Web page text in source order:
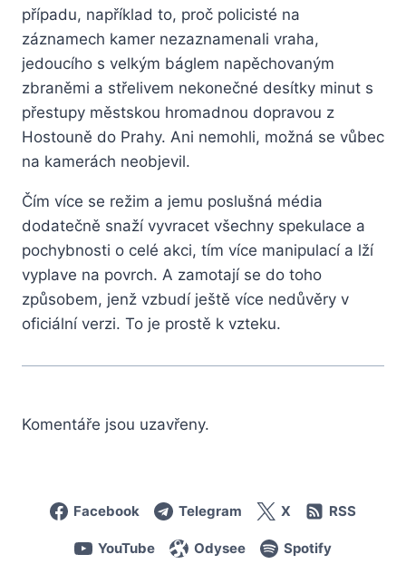
případu, například to, proč policisté na
záznamech kamer nezaznamenali vraha,
jedoucího s velkým báglem napěchovaným
zbraněmi a střelivem nekonečné desítky minut s
přestupy městskou hromadnou dopravou z
Hostouně do Prahy. Ani nemohli, možná se vůbec
na kamerách neobjevil.
Čím více se režim a jemu poslušná média
dodatečně snaží vyvracet všechny spekulace a
pochybnosti o celé akci, tím více manipulací a lží
vyplave na povrch. A zamotají se do toho
způsobem, jenž vzbudí ještě více nedůvěry v
oficiální verzi. To je prostě k vzteku.
Komentáře jsou uzavřeny.
Facebook Telegram X RSS
YouTube Odysee Spotify